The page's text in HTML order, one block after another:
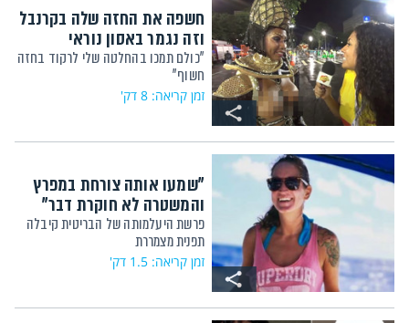
חשפה את החזה שלה בקרנבל
וזה נגמר באסון נוראי
"כולם תמכו בהחלטה שלי לרקוד בחזה
חשוף"
זמן קריאה: 8 דק'
"שמעו אותה צורחת במפרץ
והמשטרה לא חוקרת דבר"
פרשת היעלמותה של הבריטית קיבלה
תפנית מצמררת
זמן קריאה: 1.5 דק'